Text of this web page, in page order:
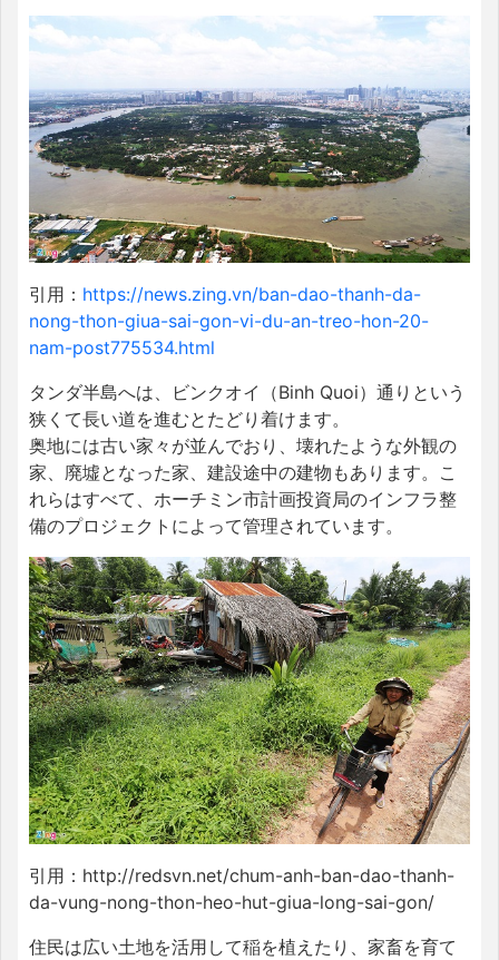
引用： https://news.zing.vn/ban-dao-thanh-da-
nong-thon-giua-sai-gon-vi-du-an-treo-hon-20-
nam-post775534.html
タンダ半島へは、ビンクオイ（Binh Quoi）通りという
狭くて長い道を進むとたどり着けます。
奥地には古い家々が並んでおり、壊れたような外観の
家、廃墟となった家、建設途中の建物もあります。こ
れらはすべて、ホーチミン市計画投資局のインフラ整
備のプロジェクトによって管理されています。
引用：http://redsvn.net/chum-anh-ban-dao-thanh-
da-vung-nong-thon-heo-hut-giua-long-sai-gon/
住民は広い土地を活用して稲を植えたり、家畜を育て